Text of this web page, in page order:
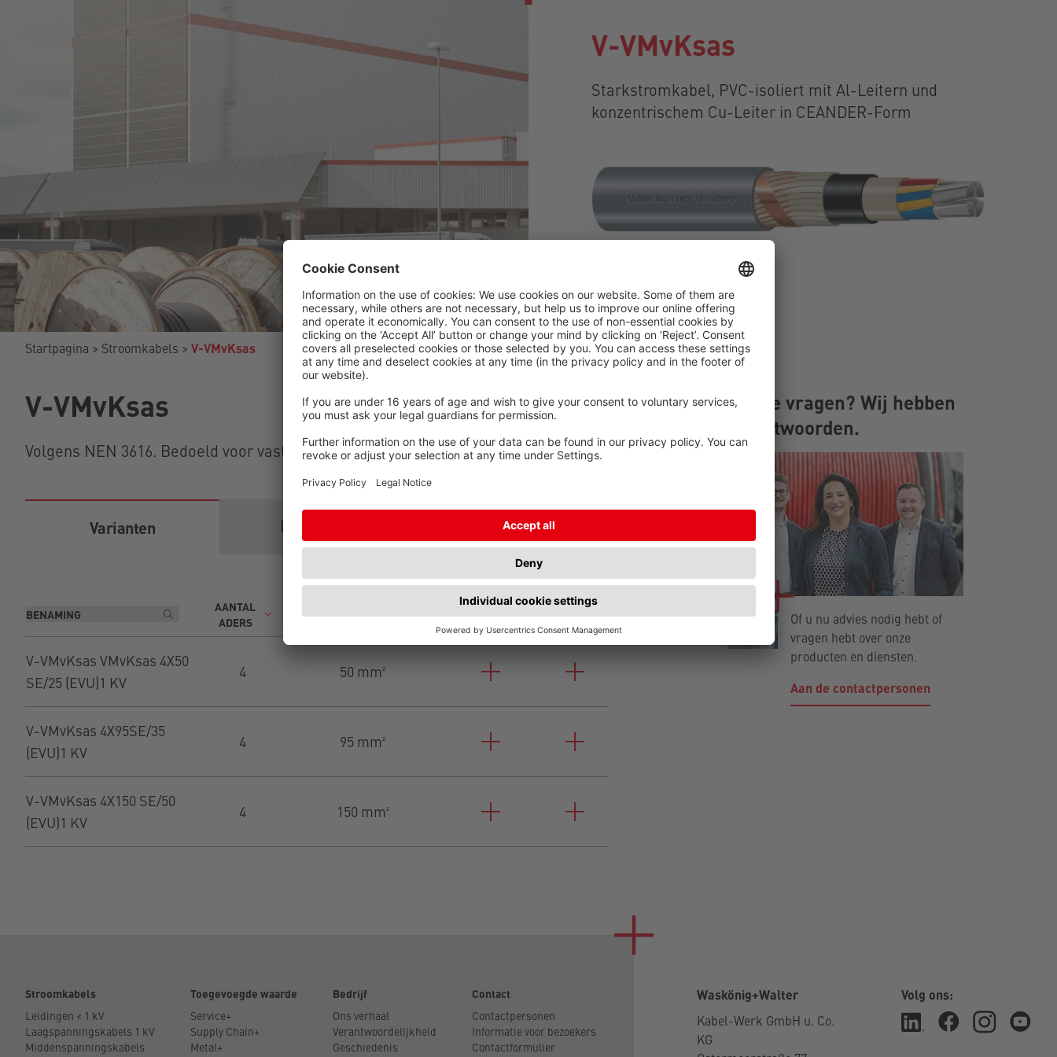
V-VMvKsas
Starkstromkabel, PVC-isoliert mit Al-Leitern und
konzentrischem Cu-Leiter in CEANDER-Form
Startpagina Stroomkabels V-VMvKsas
V-VMvKsas
Volgens NEN 3616. Bedoeld voor vaste aanleg binnen, buiten en in de grond
Varianten Downloads Onder- en overlengtes
AANTAL
ADERS
SPECIFICATIES ARTIKEL
V-VMvKsas VMvKsas 4X50
SE/25 (EVU)1 KV
4 50 mm²
V-VMvKsas 4X95SE/35
(EVU)1 KV
4 95 mm²
V-VMvKsas 4X150 SE/50
(EVU)1 KV
4 150 mm²
Heb je vragen? Wij hebben
de antwoorden.
Of u nu advies nodig hebt of
vragen hebt over onze
producten en diensten.
Aan de contactpersonen
Stroomkabels
Leidingen < 1 kV
Laagspanningskabels 1 kV
Middenspanningskabels
Toegevoegde waarde
Service+
Supply Chain+
Metal+
Bedrijf
Ons verhaal
Verantwoordelijkheid
Geschiedenis
Contact
Contactpersonen
Informatie voor bezoekers
Contactformulier
Waskönig+Walter
Kabel-Werk GmbH u. Co.
KG
Volg ons: